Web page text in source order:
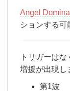
Angel
ションする可
トリガーは
増援が出現し
第1波